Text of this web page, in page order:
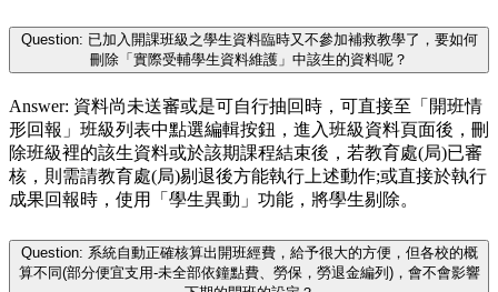
Question: 已加入開課班級之學生資料臨時又不參加補救教學了，要如何
刪除「實際受輔學生資料維護」中該生的資料呢？
Answer: 資料尚未送審或是可自行抽回時，可直接至「開班情
形回報」班級列表中點選編輯按鈕，進入班級資料頁面後，刪
除班級裡的該生資料或於該期課程結束後，若教育處(局)已審
核，則需請教育處(局)剔退後方能執行上述動作;或直接於執行
成果回報時，使用「學生異動」功能，將學生剔除。
Question: 系統自動正確核算出開班經費，給予很大的方便，但各校的概
算不同(部分便宜支用-未全部依鐘點費、勞保，勞退金編列)，會不會影響